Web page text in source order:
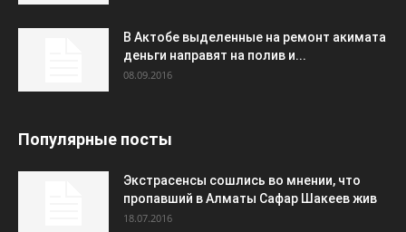
В Актобе выделенные на ремонт акимата
деньги направят на полив и...
08.09.2016
Популярные посты
Экстрасенсы сошлись во мнении, что
пропавший в Алматы Сафар Шакеев жив
18.07.2016